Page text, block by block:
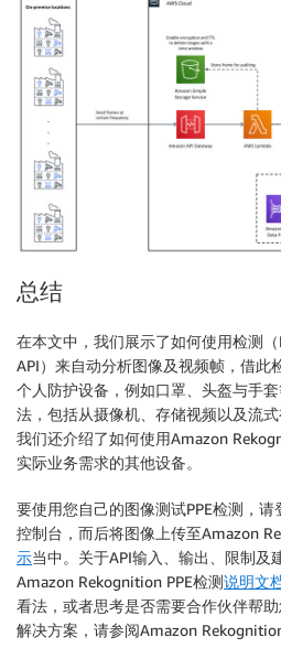
                            }
                        }
                    ]
                }
            "BoundingBox": {
"Width":
"Left":
            },
"Confidence":
            "Id": 3
        }
    ],
    "Summary": {
            0,
            1,
            2,
            3
        ],
总结
在本文中，我们展示了如何使用检测
API）来自动分析图像及视频帧，借此
个人防护设备，例如口罩、头盔与手
法，包括从摄像机、存储视频以及流
我们还介绍了如何使用Amazon
实际业务需求的其他设备。
要使用您自己的图像测试PPE检测，
控制台，而后将图像上传至Amazon
示当中。关于API输入、输出、限制及
Amazon Rekognition PPE检测说明文
看法，或者思考是否需要合作伙伴帮
解决方案，请参阅Amazon